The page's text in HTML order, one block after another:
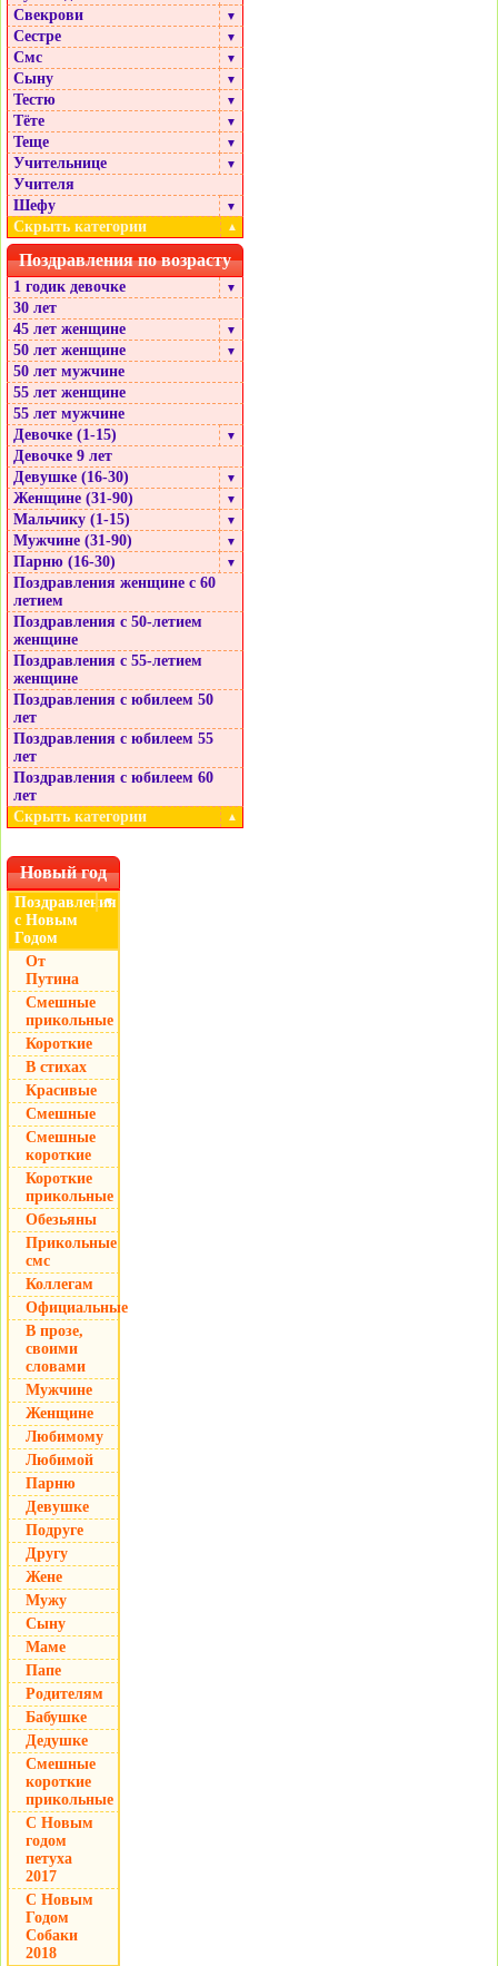
Свекрови ▼
Сестре ▼
Смс ▼
Сыну ▼
Тестю ▼
Тёте ▼
Теще ▼
Учительнице ▼
Учителя
Шефу
▼
Скрыть категории ▲
Поздравления по возрасту
1 годик девочке ▼
30 лет
45 лет женщине
▼
50 лет женщине ▼
50 лет мужчине
55 лет женщине
55 лет мужчине
Девочке (1-15)
▼
Девочке 9 лет
Девушке (16-30)
▼
Женщине (31-90) ▼
Мальчику (1-15) ▼
Мужчине (31-90) ▼
Парню (16-30) ▼
Поздравления женщине с 60
летием
Поздравления с 50-летием
женщине
Поздравления с 55-летием
женщине
Поздравления с юбилеем 50
лет
Поздравления с юбилеем 55
лет
Поздравления с юбилеем 60
лет
Скрыть категории
▲
Новый год
Поздравления
с Новым
Годом
▼
От
Путина
Смешные
прикольные
Короткие
В стихах
Красивые
Смешные
Смешные
короткие
Короткие
прикольные
Обезьяны
Прикольные
смс
Коллегам
Официальные
В прозе,
своими
словами
Мужчине
Женщине
Любимому
Любимой
Парню
Девушке
Подруге
Другу
Жене
Мужу
Сыну
Маме
Папе
Родителям
Бабушке
Дедушке
Смешные
короткие
прикольные
С Новым
годом
петуха
2017
С Новым
Годом
Собаки
2018